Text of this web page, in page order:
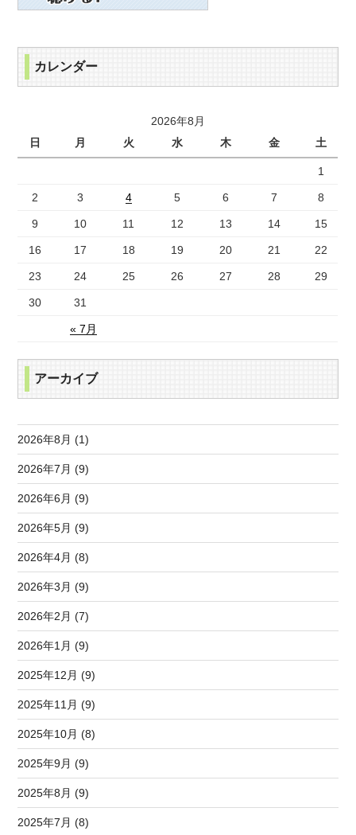
カレンダー
2026年8月
日
月 火 水 木 金 土
« 7月
1
2 3 4 5 6 7 8
9 10 11 12 13 14 15
16 17 18 19 20 21 22
23 24 25 26 27 28 29
30 31
アーカイブ
2026年8月 (1)
2026年7月 (9)
2026年6月 (9)
2026年5月 (9)
2026年4月 (8)
2026年3月 (9)
2026年2月 (7)
2026年1月 (9)
2025年12月 (9)
2025年11月 (9)
2025年10月 (8)
2025年9月 (9)
2025年8月 (9)
2025年7月 (8)